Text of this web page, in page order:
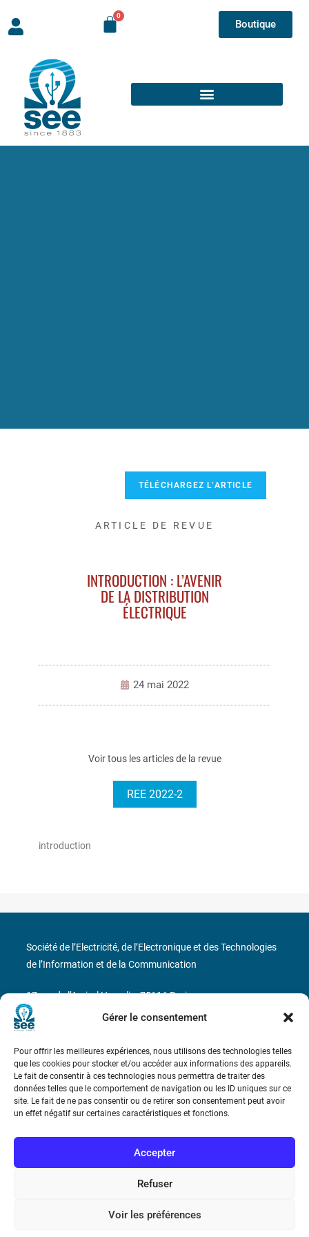
Gérer le consentement
Pour offrir les meilleures expériences, nous utilisons des technologies telles
que les cookies pour stocker et/ou accéder aux informations des appareils.
Le fait de consentir à ces technologies nous permettra de traiter des
données telles que le comportement de navigation ou les ID uniques sur ce
site. Le fait de ne pas consentir ou de retirer son consentement peut avoir
un effet négatif sur certaines caractéristiques et fonctions.
Accepter
Refuser
Voir les préférences
Boutique
TÉLÉCHARGEZ L’ARTICLE
ARTICLE DE REVUE
INTRODUCTION : L’AVENIR
DE LA DISTRIBUTION
ÉLECTRIQUE
24 mai 2022
Voir tous les articles de la revue
REE 2022-2
introduction
Bicentenaire des découvertes d’André-
Conditions Générales de Vente
Société de l’Electricité, de l’Electronique et des Technologies
de l’Information et de la Communication
17 rue de l’Amiral Hamelin75116 Paris
Métro : « Boissière » Ligne 6 et « Iéna » Ligne 9
Téléphone : (+33) 1 56 90 37 17
N° de SIREN : 785 393 232, Code APE : 9412Z TVA intra-
communautaire : FR44 785 393 232